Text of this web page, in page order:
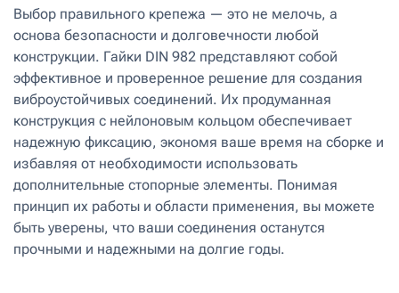
Выбор правильного крепежа — это не мелочь, а
основа безопасности и долговечности любой
конструкции. Гайки DIN 982 представляют собой
эффективное и проверенное решение для создания
виброустойчивых соединений. Их продуманная
конструкция с нейлоновым кольцом обеспечивает
надежную фиксацию, экономя ваше время на сборке и
избавляя от необходимости использовать
дополнительные стопорные элементы. Понимая
принцип их работы и области применения, вы можете
быть уверены, что ваши соединения останутся
прочными и надежными на долгие годы.